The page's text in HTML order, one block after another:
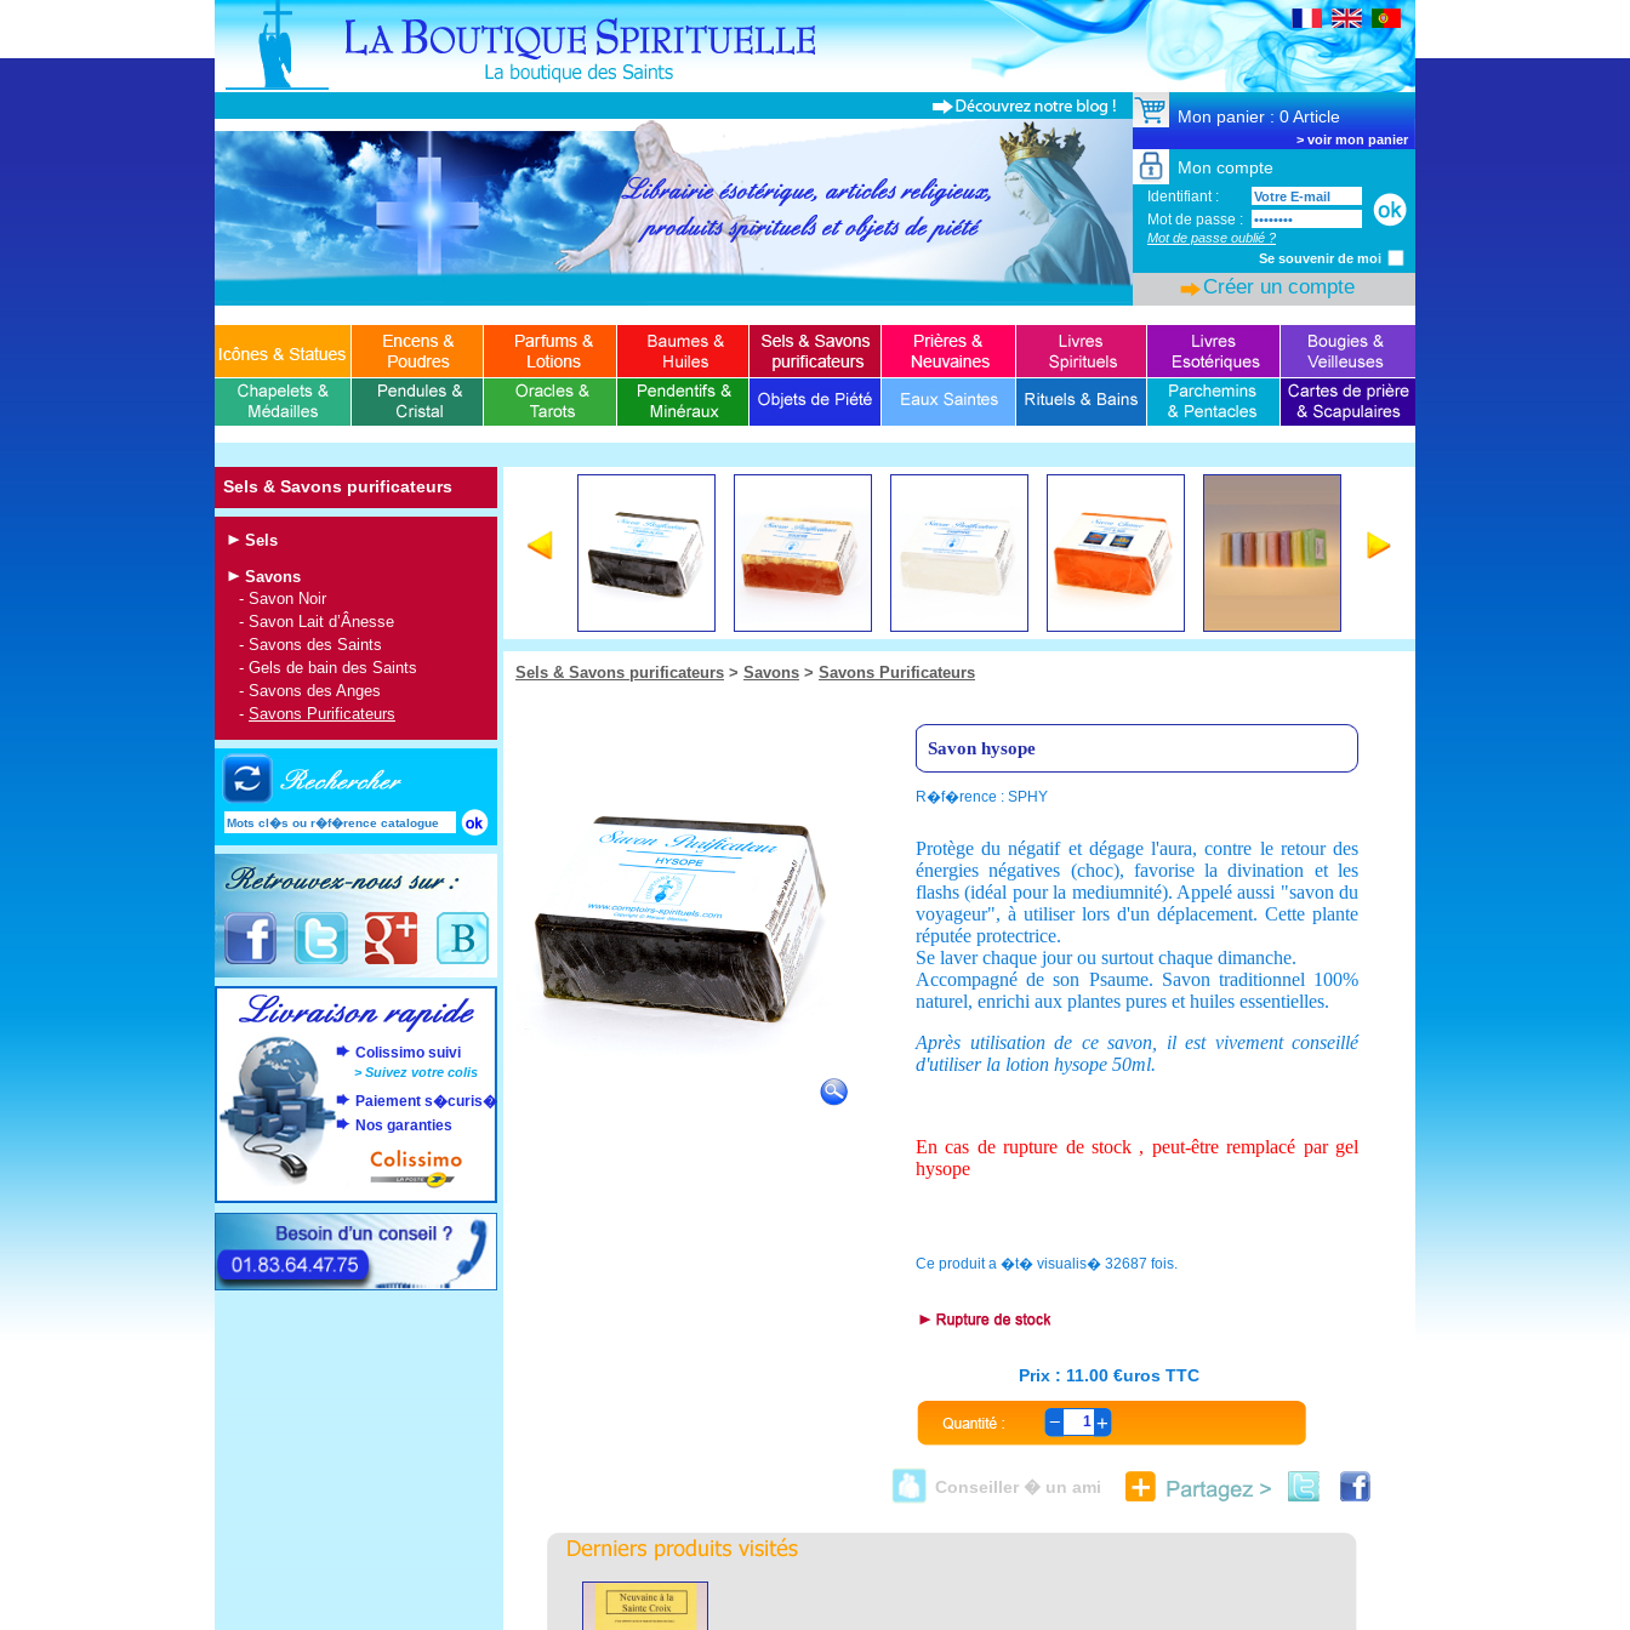
Mon panier : 0 Article
> voir mon panier
Mon compte
Identifiant :
Mot de passe :
Mot de passe oublié ?
Se souvenir de moi
Créer un compte
Sels & Savons purificateurs
Sels
Savons
- Savon Noir
- Savon Lait d’Ânesse
- Savons des Saints
- Gels de bain des Saints
- Savons des Anges
- Savons Purificateurs
Colissimo suivi
>Suivez votre colis
Paiement s�curis�
Nos garanties
Sels & Savons purificateurs > Savons > Savons Purificateurs
Savon hysope
R�f�rence : SPHY
Protège du négatif et dégage l'aura, contre le retour des
énergies négatives (choc), favorise la divination et les
flashs (idéal pour la mediumnité). Appelé aussi "savon du
voyageur", à utiliser lors d'un déplacement. Cette plante
réputée protectrice.
Se laver chaque jour ou surtout chaque dimanche.
Accompagné de son Psaume. Savon traditionnel 100%
naturel, enrichi aux plantes pures et huiles essentielles.
Après utilisation de ce savon, il est vivement conseillé
d'utiliser la lotion hysope 50ml.
En cas de rupture de stock , peut-être remplacé par gel
hysope
Ce produit a �t� visualis� 32687 fois.
Prix : 11.00 €uros TTC
1
Conseiller � un ami